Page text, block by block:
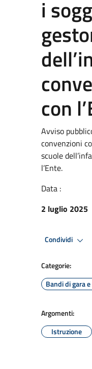
i
con
Avviso
convenzioni
scuole
l’Ente.
Data :
2 luglio 2025
Condividi
Categorie:
Bandi di gara
Argomenti:
Istruzione